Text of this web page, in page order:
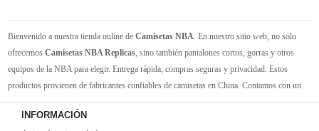
Bienvenido a nuestra tienda online de Camisetas NBA . En nuestro sitio web, no sólo
ofrecemos Camisetas NBA Replicas , sino también pantalones cortos, gorras y otros
equipos de la NBA para elegir. Entrega rápida, compras seguras y privacidad. Estos
productos provienen de fabricantes confiables de camisetas en China. Contamos con un
gran inventario de camisetas de la NBA. Disponible en varios tamaños. Siéntete orgulloso
de tus equipos y jugadores favoritos. ¡Envío rápido! ¡Tiempo de entrega corto! ¡Oportuna
INFORMACIÓN